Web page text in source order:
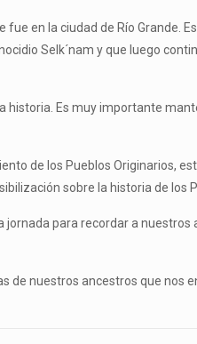
en la ciudad de Río Grande.
Selk´nam y que luego
historia. Es muy importante
de los Pueblos Originarios,
sobre la historia de los
jornada para recordar a nuestros
nuestros ancestros que nos